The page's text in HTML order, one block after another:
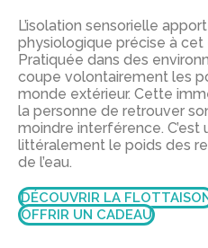
L’isolation sensorielle
physiologique précise à cet
Pratiquée dans des
coupe volontairement les
monde extérieur. Cette
la personne de retrouver
moindre interférence.
littéralement le poids des
de l’eau.
DÉCOUVRIR LA
OFFRIR UN CADEAU